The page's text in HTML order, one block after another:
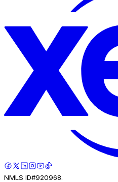
NMLS ID#920968.